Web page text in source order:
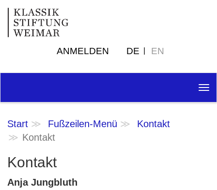
ANMELDEN DE EN
Start Fußzeilen-Menü
Kontakt
Kontakt
Kontakt
Anja Jungbluth